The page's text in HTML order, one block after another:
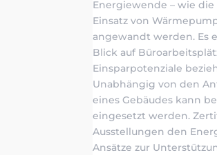
Energiewende – wie
Einsatz von
angewandt werden. Es
Blick auf
Einsparpotenziale
Unabhängig von den
eines Gebäudes kann
eingesetzt werden.
Ausstellungen den
Ansätze zur